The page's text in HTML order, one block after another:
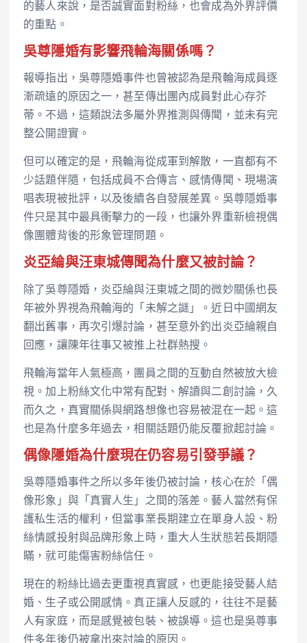
的藝人來說，是否誠實面對粉絲，也會成為外界評價
的重點。
吳尊隱婚有影響飛輪海關係嗎？
報導指出，吳尊隱婚事件也曾被認為是飛輪海成員逐
漸疏遠的原因之一，甚至傳出團內成員對此心存芥
蒂。不過，這類說法多屬外界推測與傳聞，並未有完
整公開證實。
但可以確定的是，飛輪海從成軍到解散，一直都有不
少話題伴隨，包括成員不合傳言、感情傳聞、現場演
唱表現被批評，以及後續各自發展差異。吳尊隱婚事
件只是其中最具衝擊力的一段，也讓外界重新檢視偶
像團體背後的形象管理問題。
炎亞綸與汪東城傳聞為什麼又被討論？
除了吳尊隱婚，炎亞綸與汪東城之間的微妙關係也長
年被外界視為飛輪海的「未解之謎」。近日中國網友
翻出舊事，再次引爆討論，甚至意外釣出炎亞綸親自
回應，讓陳年往事又被推上社群熱搜。
飛輪海當年人氣極高，團員之間的互動自然被放大檢
視。加上粉絲文化中常有配對、解讀與二創討論，久
而久之，真實關係與網路想像也容易被混在一起。這
也是為什麼多年過去，相關話題仍能反覆掀起討論。
偶像隱婚為什麼現在仍容易引發爭議？
吳尊隱婚事件之所以多年後仍被討論，核心在於「偶
像形象」與「真實人生」之間的落差。藝人當然有保
護私生活的權利，但當事業長期建立在單身人設、粉
絲情感投射與品牌形象上時，重大人生狀態若長期隱
瞞，就可能傷害粉絲信任。
現在的粉絲比過去更重視真實感，也更能接受藝人結
婚、生子或公開感情。真正讓人反感的，往往不是藝
人有家庭，而是感覺被包裝、被誤導。這也是吳尊事
件多年後仍被拿出來討論的原因。